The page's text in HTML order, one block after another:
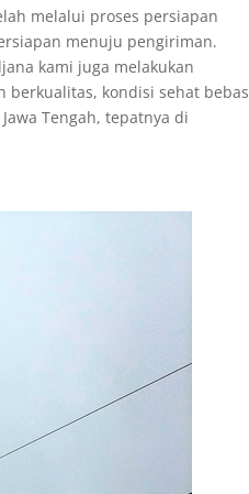
melalui proses persiapan
menuju pengiriman.
kami juga melakukan
berkualitas, kondisi sehat bebas
Tengah, tepatnya di